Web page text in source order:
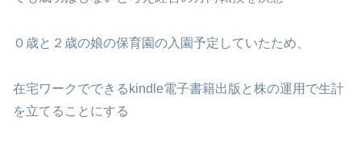
０歳と２歳の娘の保育園の入園予定していたため、
在宅ワークでできるkindle電子書籍出版と株の運用で生計
を立てることにする